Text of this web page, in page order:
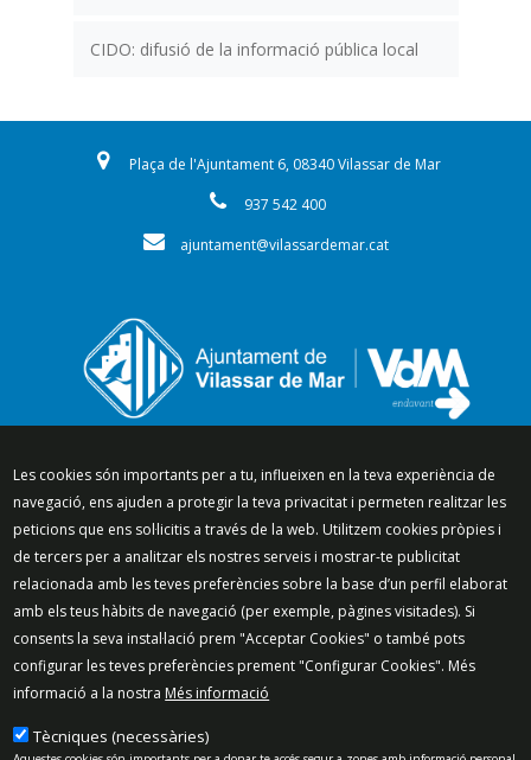
CIDO: difusió de la informació pública local
Plaça de l'Ajuntament 6, 08340 Vilassar de Mar
937 542 400
ajuntament@vilassardemar.cat
Segueix-nos a:
Mapa del lloc
Política de Privacitat
Política de Xarxes Socials
Política de cookies
Protecció de dades
Avís legal
Contacte
Preguntes freqüents
© 2025 - Ajuntament de Vilassar de Mar
Les cookies són importants per a tu, influeixen en la teva experiència de
navegació, ens ajuden a protegir la teva privacitat i permeten realitzar les
peticions que ens sol·licitis a través de la web. Utilitzem cookies pròpies i
de tercers per a analitzar els nostres serveis i mostrar-te publicitat
relacionada amb les teves preferències sobre la base d’un perfil elaborat
amb els teus hàbits de navegació (per exemple, pàgines visitades). Si
consents la seva instal·lació prem "Acceptar Cookies" o també pots
configurar les teves preferències prement "Configurar Cookies". Més
informació a la nostra Més informació
Tècniques (necessàries)